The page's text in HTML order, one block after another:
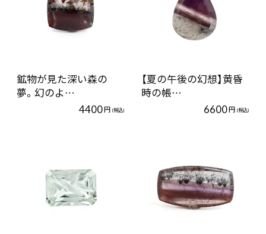
鉱物が見た深い森の
夢。幻のよ…
4400円 (税込)
【夏の午後の幻想】黄昏
時の帳…
6600円 (税込)